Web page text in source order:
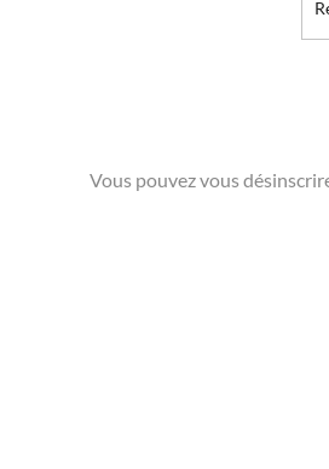
Vous pouvez vous